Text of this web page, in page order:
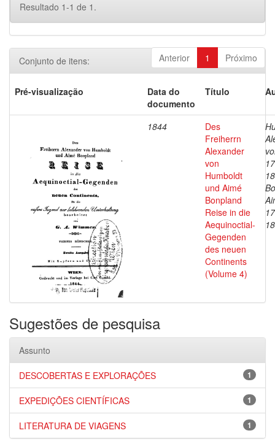
Resultado 1-1 de 1.
Anterior 1 Próximo
Conjunto de itens:
Pré-visualização
Data do
documento
Título
1844
Des
Freiherrn
Alexander
von
Humboldt
und Aimé
Bonpland
Reise in die
Aequinoctial-
Gegenden
des neuen
Continents
(Volume 4)
Sugestões de pesquisa
Assunto
1
DESCOBERTAS E EXPLORAÇÕES
1
EXPEDIÇÕES CIENTÍFICAS
1
LITERATURA DE VIAGENS